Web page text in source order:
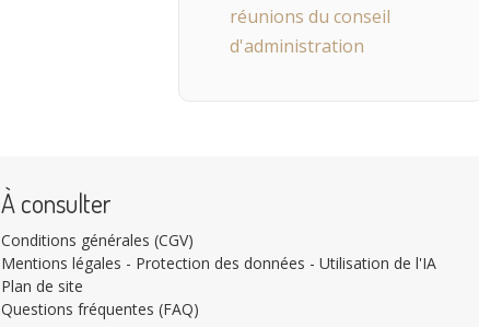
réunions du conseil
d'administration
À consulter
Conditions générales (CGV)
Mentions légales - Protection des données - Utilisation de l'IA
Plan de site
Questions fréquentes (FAQ)